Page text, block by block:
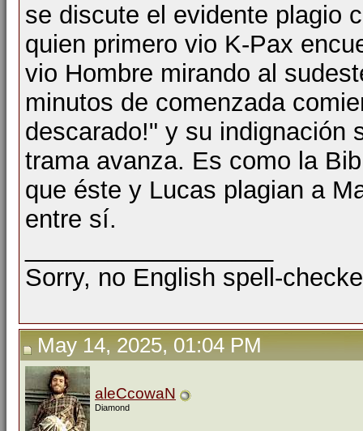
se discute el evidente plagio
quien primero vio K-Pax
vio Hombre mirando al
minutos de comenzada
descarado!" y su indignación
trama avanza. Es como la
que éste y Lucas plagian a
entre sí.
Sorry, no English spell-
May 14, 2025, 01:04 PM
aleCcowaN
Diamond